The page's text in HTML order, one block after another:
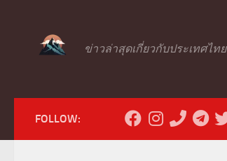
ข่าวล่าสุดเกี่ยวกับประเทศไทย
FOLLOW: